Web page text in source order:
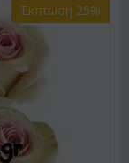
Έκπτωση 25%